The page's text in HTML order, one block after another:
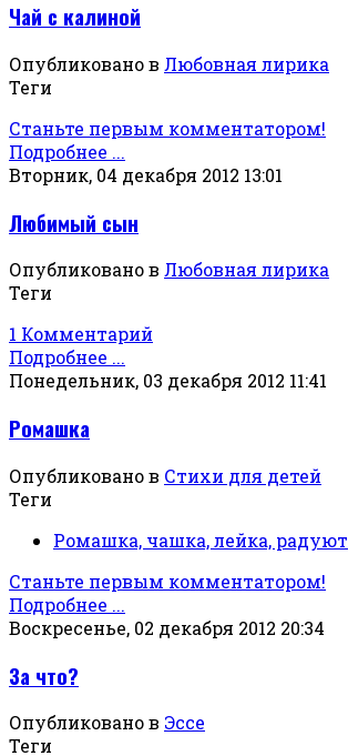
Чай с калиной
Опубликовано в Любовная лирика
Теги
Станьте первым комментатором!
Подробнее ...
Вторник, 04 декабря 2012 13:01
Любимый сын
Опубликовано в Любовная лирика
Теги
1 Комментарий
Подробнее ...
Понедельник, 03 декабря 2012 11:41
Ромашка
Опубликовано в Стихи для детей
Теги
Ромашка, чашка, лейка, радуют
Станьте первым комментатором!
Подробнее ...
Воскресенье, 02 декабря 2012 20:34
За что?
Опубликовано в Эссе
Теги